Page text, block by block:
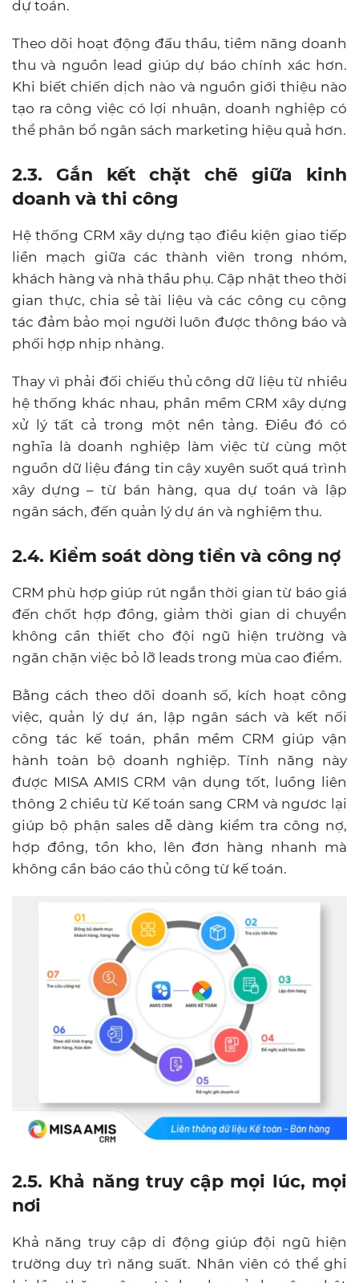
dự toán.
Theo dõi hoạt động đấu thầu, tiềm năng doanh
thu và nguồn lead giúp dự báo chính xác hơn.
Khi biết chiến dịch nào và nguồn giới thiệu nào
tạo ra công việc có lợi nhuận, doanh nghiệp có
thể phân bổ ngân sách marketing hiệu quả hơn.
2.3. Gắn kết chặt chẽ giữa kinh
doanh và thi công
Hệ thống CRM xây dựng tạo điều kiện giao tiếp
liền mạch giữa các thành viên trong nhóm,
khách hàng và nhà thầu phụ. Cập nhật theo thời
gian thực, chia sẻ tài liệu và các công cụ cộng
tác đảm bảo mọi người luôn được thông báo và
phối hợp nhịp nhàng.
Thay vì phải đối chiếu thủ công dữ liệu từ nhiều
hệ thống khác nhau, phần mềm CRM xây dựng
xử lý tất cả trong một nền tảng. Điều đó có
nghĩa là doanh nghiệp làm việc từ cùng một
nguồn dữ liệu đáng tin cậy xuyên suốt quá trình
xây dựng – từ bán hàng, qua dự toán và lập
ngân sách, đến quản lý dự án và nghiệm thu.
2.4. Kiểm soát dòng tiền và công nợ
CRM phù hợp giúp rút ngắn thời gian từ báo giá
đến chốt hợp đồng, giảm thời gian di chuyển
không cần thiết cho đội ngũ hiện trường và
ngăn chặn việc bỏ lỡ leads trong mùa cao điểm.
Bằng cách theo dõi doanh số, kích hoạt công
việc, quản lý dự án, lập ngân sách và kết nối
công tác kế toán, phần mềm CRM giúp vận
hành toàn bộ doanh nghiệp. Tính năng này
được MISA AMIS CRM vận dụng tốt, luồng liên
thông 2 chiều từ Kế toán sang CRM và ngươc lại
giúp bộ phận sales dễ dàng kiểm tra công nợ,
hợp đồng, tồn kho, lên đơn hàng nhanh mà
không cần báo cáo thủ công từ kế toán.
2.5. Khả năng truy cập mọi lúc, mọi
nơi
Khả năng truy cập di động giúp đội ngũ hiện
trường duy trì năng suất. Nhân viên có thể ghi